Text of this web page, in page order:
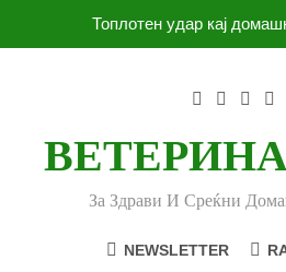
Топлотен удар кај
Стоматолошко здравје кај
За Здрави И Среќни
NEWSLETTER